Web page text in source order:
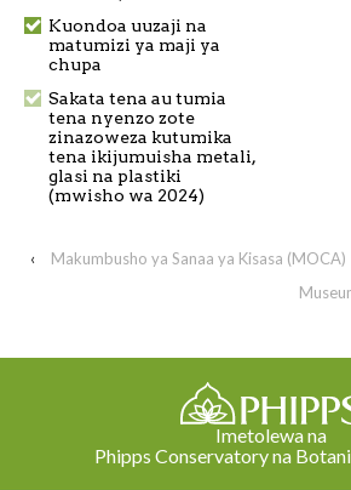
Kuondoa uuzaji na
matumizi ya maji ya
chupa
Sakata tena au tumia
tena nyenzo zote
zinazoweza kutumika
tena ikijumuisha metali,
glasi na plastiki
(mwisho wa 2024)
‹
Makumbusho ya Sanaa ya Kisasa (MOCA)
Imetolewa na
Phipps Conservatory na